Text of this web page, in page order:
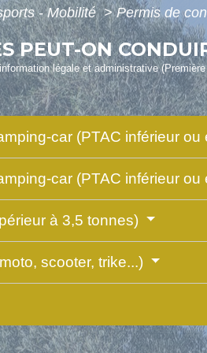
- Mobilité> Permis de
PEUT-ON
légale et administrative
car (PTAC inférieur
car (PTAC inférieur
à 3,5 tonnes)
scooter, trike...)